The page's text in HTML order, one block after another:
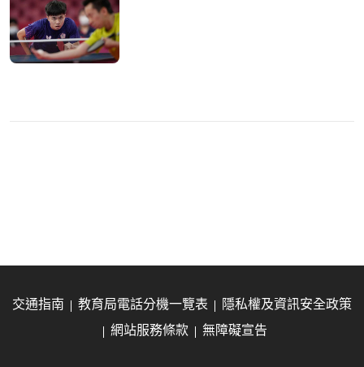
交通指南 教育局電話分機一覽表
隱私權及資訊安全政策
網站服務條款
無障礙宣告